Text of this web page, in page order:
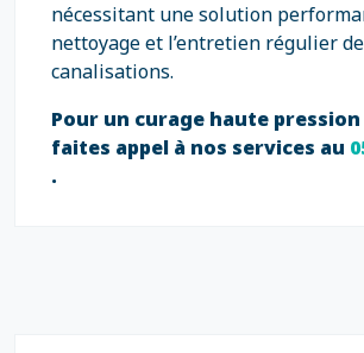
nécessitant une solution
nettoyage et l’entretien régulier
canalisations.
Pour un curage haute
faites appel à nos services au
.